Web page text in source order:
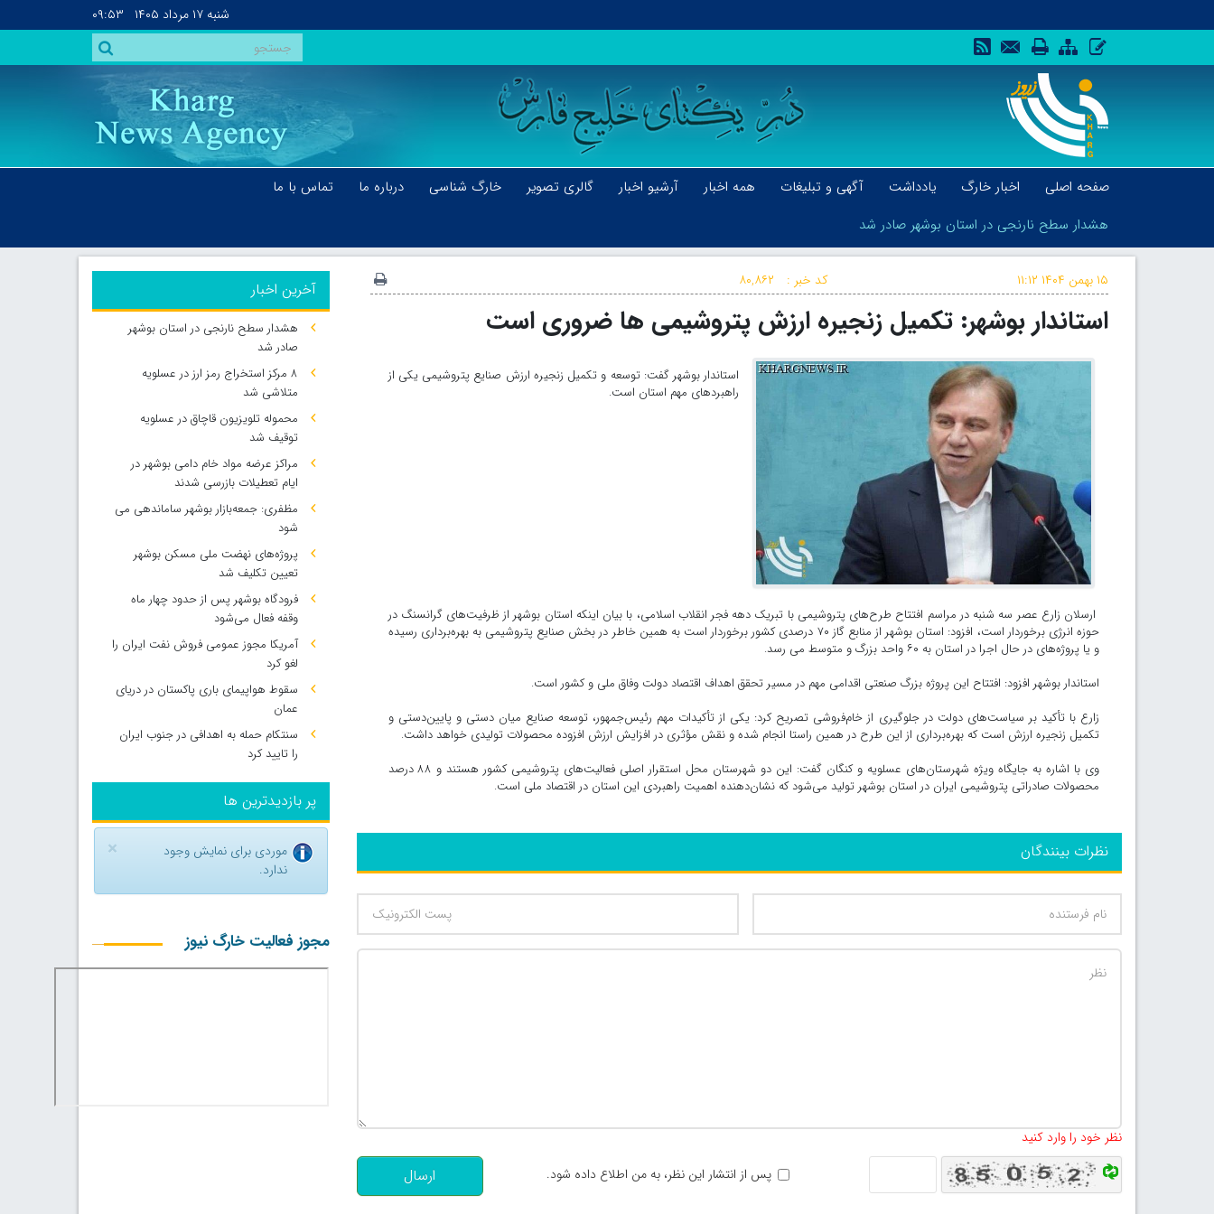
شنبه ۱۷ مرداد ۱۴۰۵ ۰۹:۵۳
صفحه اصلی اخبار خارگ یادداشت آگهی و تبلیغات همه اخبار آرشیو اخبار گالری تصویر خارگ شناسی درباره ما
تماس با ما
هشدار سطح نارنجی در استان بوشهر صادر شد
هشدار سطح نارنجی در استان بوشهر صادر شد
کد خبر : ۸۰,۸۶۲ ۱۵ بهمن ۱۴۰۴ ۱۱:۱۲
استاندار بوشهر: تکمیل زنجیره ارزش پتروشیمی ها ضروری است
استاندار بوشهر گفت: توسعه و تکمیل زنجیره ارزش صنایع پتروشیمی یکی از
راهبردهای مهم استان است.
ارسلان زارع عصر سه شنبه در مراسم افتتاح طرح‌های پتروشیمی با تبریک دهه فجر انقلاب اسلامی، با بیان اینکه استان بوشهر از ظرفیت‌های گرانسنگ در
حوزه انرژی برخوردار است، افزود: استان بوشهر از منابع گاز ۷۰ درصدی کشور برخوردار است به همین خاطر در بخش صنایع پتروشیمی به بهره‌برداری رسیده
و یا پروژه‌های در حال اجرا در استان به ۶۰ واحد بزرگ و متوسط می رسد.
استاندار بوشهر افزود: افتتاح این پروژه بزرگ صنعتی اقدامی مهم در مسیر تحقق اهداف اقتصاد دولت وفاق ملی و کشور است.
زارع با تأکید بر سیاست‌های دولت در جلوگیری از خام‌فروشی تصریح کرد: یکی از تأکیدات مهم رئیس‌جمهور، توسعه صنایع میان دستی و پایین‌دستی و
تکمیل زنجیره ارزش است که بهره‌برداری از این طرح در همین راستا انجام شده و نقش مؤثری در افزایش ارزش افزوده محصولات تولیدی خواهد داشت.
وی با اشاره به جایگاه ویژه شهرستان‌های عسلویه و کنگان گفت: این دو شهرستان محل استقرار اصلی فعالیت‌های پتروشیمی کشور هستند و ۸۸ درصد
محصولات صادراتی پتروشیمی ایران در استان بوشهر تولید می‌شود که نشان‌دهنده اهمیت راهبردی این استان در اقتصاد ملی است.
نظرات بینندگان
نظر خود را وارد کنید
پس از انتشار این نظر، به من اطلاع داده شود.
ارسال
آخرین اخبار
هشدار سطح نارنجی در استان بوشهر
صادر شد
۸ مرکز استخراج رمز ارز در عسلویه
متلاشی شد
محموله تلویزیون قاچاق در عسلویه
توقیف شد
مراکز عرضه مواد خام دامی بوشهر در
ایام تعطیلات بازرسی شدند
مظفری: جمعه‌بازار بوشهر ساماندهی می‌
شود
پروژه‌های نهضت ملی مسکن بوشهر
تعیین تکلیف شد
فرودگاه بوشهر پس از حدود چهار ماه
وقفه فعال می‌شود
آمریکا مجوز عمومی فروش نفت ایران را
لغو کرد
سقوط هواپیمای باری پاکستان در دریای
عمان
سنتکام حمله به اهدافی در جنوب ایران
را تایید کرد
پر بازدیدترین ها
×
موردی برای نمایش وجود
ندارد.
مجوز فعالیت خارگ نیوز